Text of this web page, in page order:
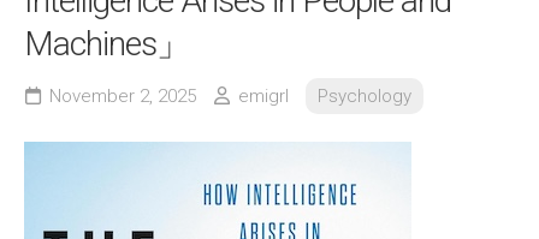
Machines」
November 2, 2025 emigrl Psychology